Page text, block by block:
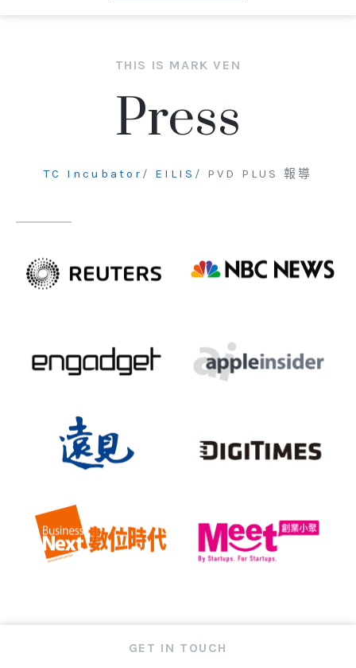
THIS IS MARK VEN
Press
TC Incubator / EILIS / PVD PLUS 報導
GET IN TOUCH